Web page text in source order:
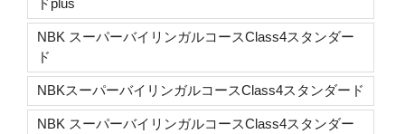
NBK スーパーバイリンガルコースClass4スタンダー
ド
NBKスーパーバイリンガルコースClass4スタンダード
NBK スーパーバイリンガルコースClass4スタンダー